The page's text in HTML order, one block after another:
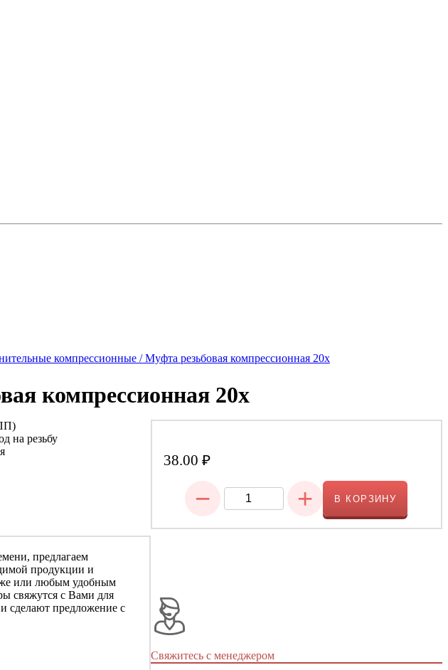
компрессионные /Муфта резьбовая компрессионная 20x
компрессионная 20x
на резьбу
предлагаем
продукции и
или любым удобным
свяжутся с Вами для
и сделают предложение с
38.00 ₽
− + В КОРЗИНУ
Свяжитесь с менеджером